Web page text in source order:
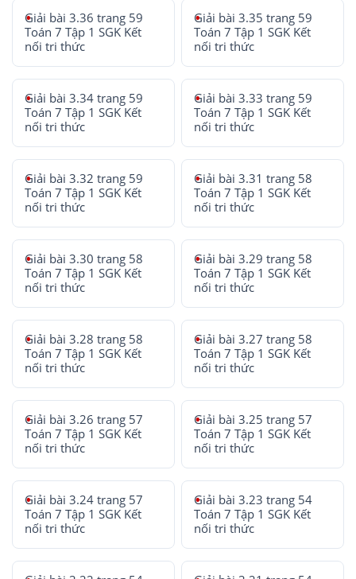
Giải bài 3.36 trang 59
Toán 7 Tập 1 SGK Kết
nối tri thức
Giải bài 3.35 trang 59
Toán 7 Tập 1 SGK Kết
nối tri thức
Giải bài 3.34 trang 59
Toán 7 Tập 1 SGK Kết
nối tri thức
Giải bài 3.33 trang 59
Toán 7 Tập 1 SGK Kết
nối tri thức
Giải bài 3.32 trang 59
Toán 7 Tập 1 SGK Kết
nối tri thức
Giải bài 3.31 trang 58
Toán 7 Tập 1 SGK Kết
nối tri thức
Giải bài 3.30 trang 58
Toán 7 Tập 1 SGK Kết
nối tri thức
Giải bài 3.29 trang 58
Toán 7 Tập 1 SGK Kết
nối tri thức
Giải bài 3.28 trang 58
Toán 7 Tập 1 SGK Kết
nối tri thức
Giải bài 3.27 trang 58
Toán 7 Tập 1 SGK Kết
nối tri thức
Giải bài 3.26 trang 57
Toán 7 Tập 1 SGK Kết
nối tri thức
Giải bài 3.25 trang 57
Toán 7 Tập 1 SGK Kết
nối tri thức
Giải bài 3.24 trang 57
Toán 7 Tập 1 SGK Kết
nối tri thức
Giải bài 3.23 trang 54
Toán 7 Tập 1 SGK Kết
nối tri thức